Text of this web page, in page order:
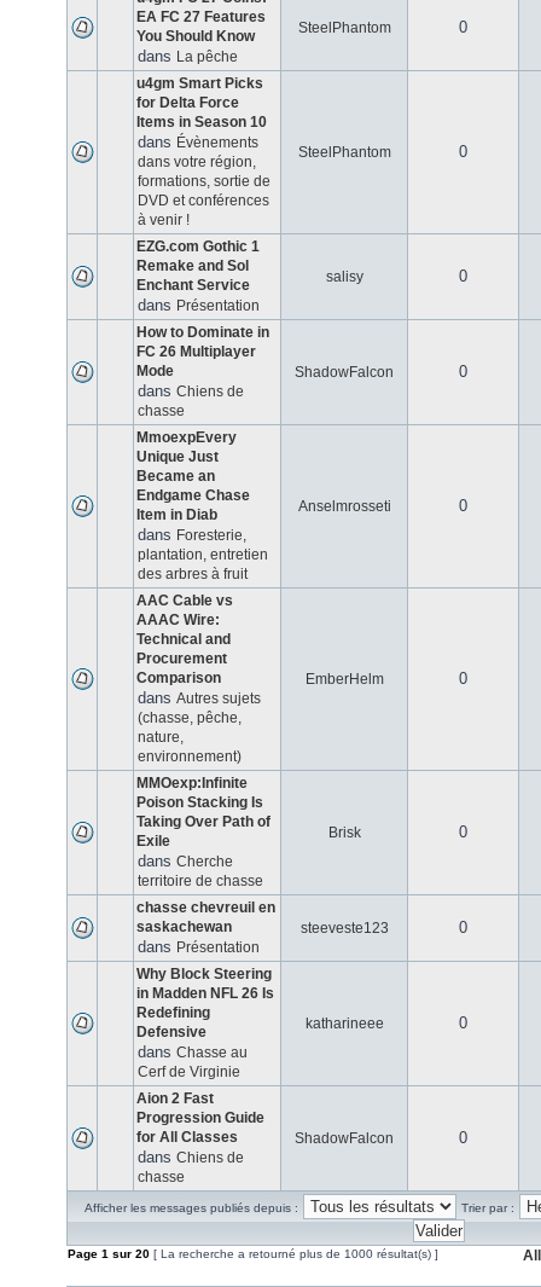
EA FC 27 Features
You Should Know
dans La pêche
SteelPhantom 0
u4gm Smart Picks
for Delta Force
Items in Season 10
dans Évènements
dans votre région,
formations, sortie de
DVD et conférences
à venir !
SteelPhantom 0
EZG.com Gothic 1
Remake and Sol
Enchant Service
dans Présentation
salisy 0
How to Dominate in
FC 26 Multiplayer
Mode
dans Chiens de
chasse
ShadowFalcon 0
MmoexpEvery
Unique Just
Became an
Endgame Chase
Item in Diab
dans Foresterie,
plantation, entretien
des arbres à fruit
Anselmrosseti 0
AAC Cable vs
AAAC Wire:
Technical and
Procurement
Comparison
dans Autres sujets
(chasse, pêche,
nature,
environnement)
EmberHelm 0
MMOexp:Infinite
Poison Stacking Is
Taking Over Path of
Exile
dans Cherche
territoire de chasse
Brisk 0
chasse chevreuil en
saskachewan
dans Présentation
steeveste123 0
Why Block Steering
in Madden NFL 26 Is
Redefining
Defensive
dans Chasse au
Cerf de Virginie
katharineee 0
Aion 2 Fast
Progression Guide
for All Classes
dans Chiens de
chasse
ShadowFalcon 0
Afficher les messages publiés depuis : Trier par :
Page 1 sur 20 [ La recherche a retourné plus de 1000 résultat(s) ]